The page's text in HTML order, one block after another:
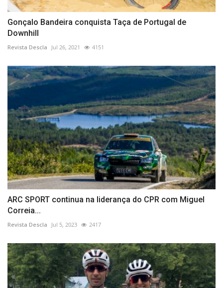
Gonçalo Bandeira conquista Taça de Portugal de
Downhill
Revista Descla Jul 26, 2021 4151
ARC SPORT continua na liderança do CPR com Miguel
Correia...
Revista Descla Jul 5, 2023 2417